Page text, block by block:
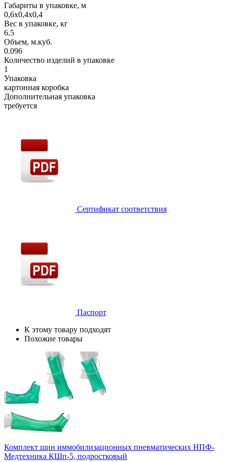
Габариты в упаковке, м
0,6х0,4х0,4
Вес в упаковке, кг
6.5
Объем, м.куб.
0.096
Количество изделий в упаковке
1
Упаковка
картонная коробка
Дополнительная упаковка
требуется
Сертификат соответствия
Паспорт
К этому товару подходят
Похожие товары
Комплект шин иммобилизационных пневматических НПФ-
Медтехника КШп-5, подростковый